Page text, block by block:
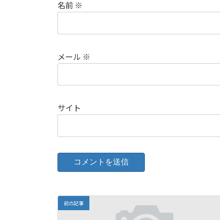
名前 ※
メール ※
サイト
前の記事